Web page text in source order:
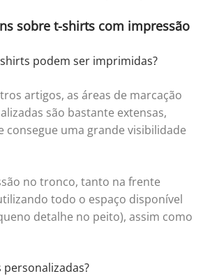
sobre t-shirts com impressão
podem ser imprimidas?
artigos, as áreas de marcação
são bastante extensas,
consegue uma grande visibilidade
no tronco, tanto na frente
todo o espaço disponível
detalhe no peito), assim como